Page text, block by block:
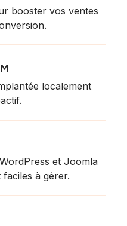
et Joomla
à gérer.
booster vos ventes
localement